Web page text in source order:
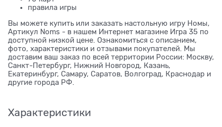
правила игры
Вы можете купить или заказать настольную игру Номы,
Артикул Noms - в нашем Интернет магазине Игра 35 по
доступной низкой цене. Ознакомиться с описанием,
фото, характеристики и отзывами покупателей. Мы
доставим ваш заказ по всей территории России: Москву,
Санкт-Петербург, Нижний Новгород, Казань,
Екатеринбург, Самару, Саратов, Волгоград, Краснодар и
другие города РФ.
Характеристики